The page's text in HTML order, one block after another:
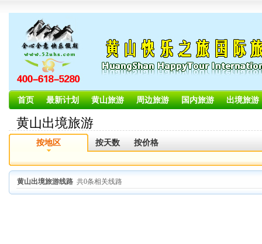
首页 最新计划 黄山旅游 周边旅游 国内旅游 出境旅游
黄山出境旅游
按地区 按天数 按价格
黄山出境旅游线路 共0条相关线路